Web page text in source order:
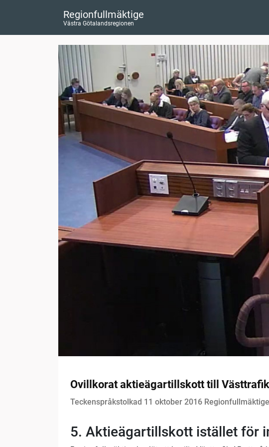
Regionfullmäktige
Västra Götalandsregionen
Ovillkorat aktieägartillskott till
Teckenspråkstolkad 11 oktober 2016 Regionfullmäktige
5. Aktieägartillskott istället för